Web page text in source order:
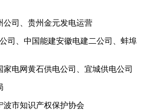
公司、贵州金元发电运营
司、中国能建安徽电建二公司、蚌埠
电网黄石供电公司、宜城供电公司
波市知识产权保护协会